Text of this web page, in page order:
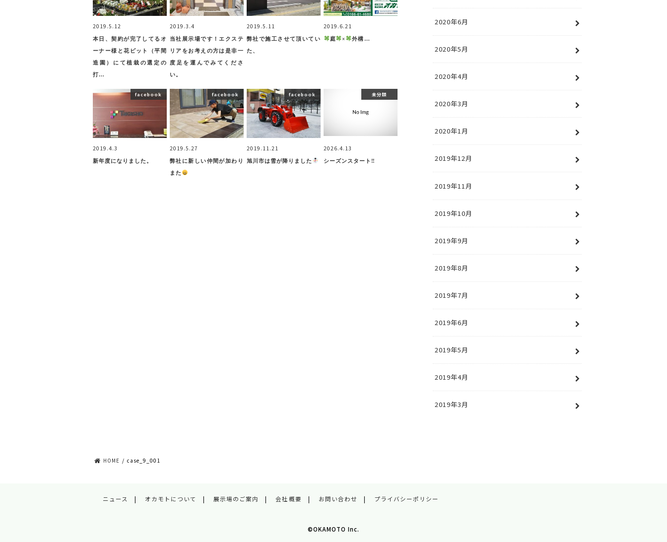
2019.5.12
本日、契約が完了してるオ
ーナー様と花ピット（平間
造園）にて植栽の選定の
打…
2019.3.4
当社展示場です！エクステ
リアをお考えの方は是非一
度足を運んでみてくださ
い。
2019.5.11
弊社で施工させて頂いてい
た、
2019.6.21
庭 × 外構…
facebook
2019.4.3
新年度になりました。
facebook
2019.5.27
弊社に新しい仲間が加わり
また
facebook
2019.11.21
旭川市は雪が降りました
未分類
2026.4.13
シーズンスタート‼
2020年6月
2020年5月
2020年4月
2020年3月
2020年1月
2019年12月
2019年11月
2019年10月
2019年9月
2019年8月
2019年7月
2019年6月
2019年5月
2019年4月
2019年3月
HOME case_9_001
ニュース オカモトについて 展示場のご案内 会社概要 お問い合わせ プライバシーポリシー
©OKAMOTO Inc.